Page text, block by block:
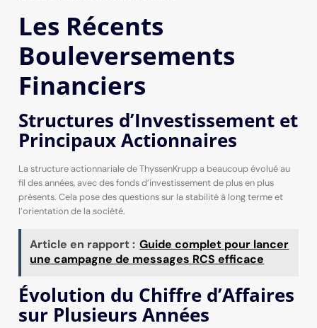
Les Récents
Bouleversements
Financiers
Structures d’Investissement et
Principaux Actionnaires
La structure actionnariale de ThyssenKrupp a beaucoup évolué au
fil des années, avec des fonds d’investissement de plus en plus
présents. Cela pose des questions sur la stabilité à long terme et
l’orientation de la société.
Article en rapport : Guide complet pour lancer
une campagne de messages RCS efficace
Évolution du Chiffre d’Affaires
sur Plusieurs Années